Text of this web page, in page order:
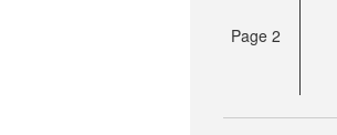
Page 2